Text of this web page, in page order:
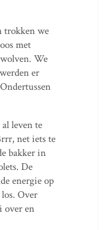
trokken we
met
We
er
leven te
net iets te
bakker in
De
energie op
Over
over en